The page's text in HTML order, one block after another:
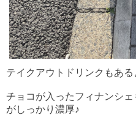
テイクアウトドリンクもあ
チョコが入ったフィナンシ
がしっかり濃厚♪